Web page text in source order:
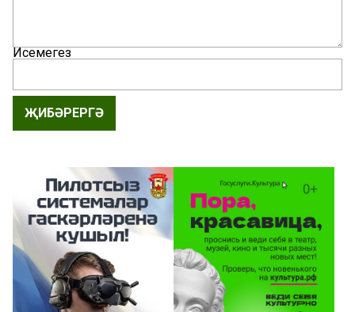
Исемегез
ҖИБӘРЕРГӘ